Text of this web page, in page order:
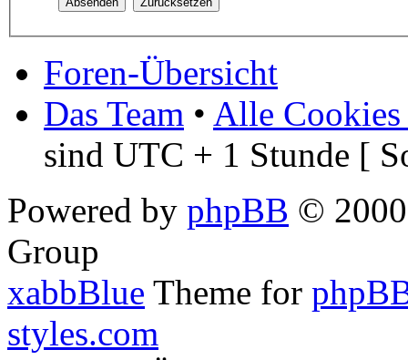
Foren-Übersicht
Das Team • Alle Cookies
sind UTC + 1 Stunde [
Powered by phpBB ©
Group
xabbBlue Theme for
styles.com